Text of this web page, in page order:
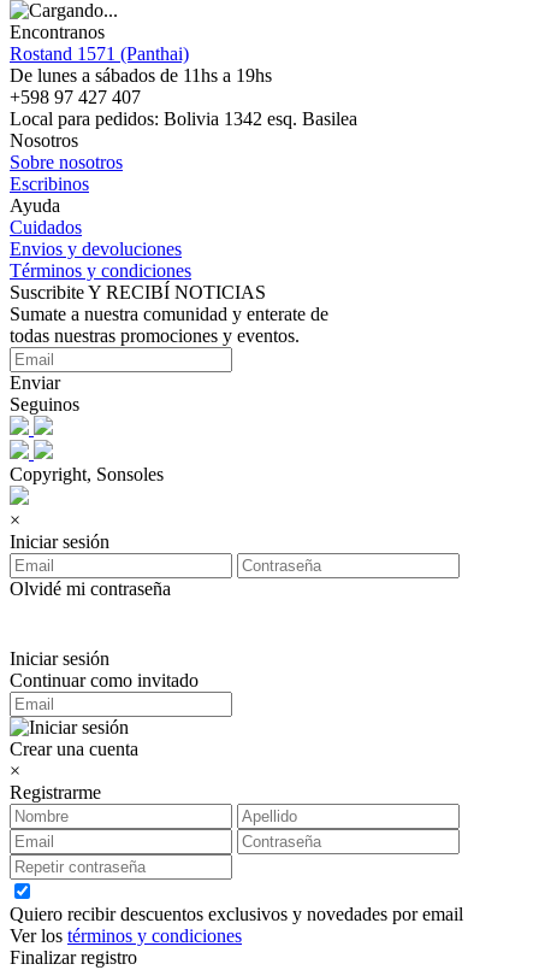
Encontranos
Rostand 1571 (Panthai)
De lunes a sábados de 11hs a 19hs
+598 97 427 407
Local para pedidos: Bolivia 1342 esq. Basilea
Nosotros
Sobre nosotros
Escribinos
Ayuda
Cuidados
Envios y devoluciones
Términos y condiciones
Suscribite Y RECIBÍ NOTICIAS
Sumate a nuestra comunidad y enterate de
todas nuestras promociones y eventos.
Enviar
Seguinos
Copyright, Sonsoles
×
Iniciar sesión
Olvidé mi contraseña
Iniciar sesión
Continuar como invitado
Crear una cuenta
×
Registrarme
Quiero recibir descuentos exclusivos y novedades por email
Ver los términos y condiciones
Finalizar registro